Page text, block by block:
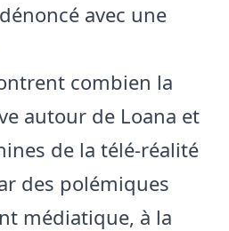
avec une
combien la
autour de Loana et
de la télé-réalité
des polémiques
médiatique, à la